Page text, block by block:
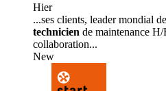
Hier
...ses clients, leader mondial
technicien de maintenance
collaboration...
New